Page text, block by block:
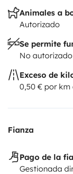
Animales a
Autorizado
Se permite
No autorizado
Exceso de
0,50 € por km
Fianza
Pago de la
Gestionada